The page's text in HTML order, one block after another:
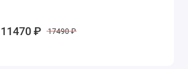
11470 ₽ 17490 ₽